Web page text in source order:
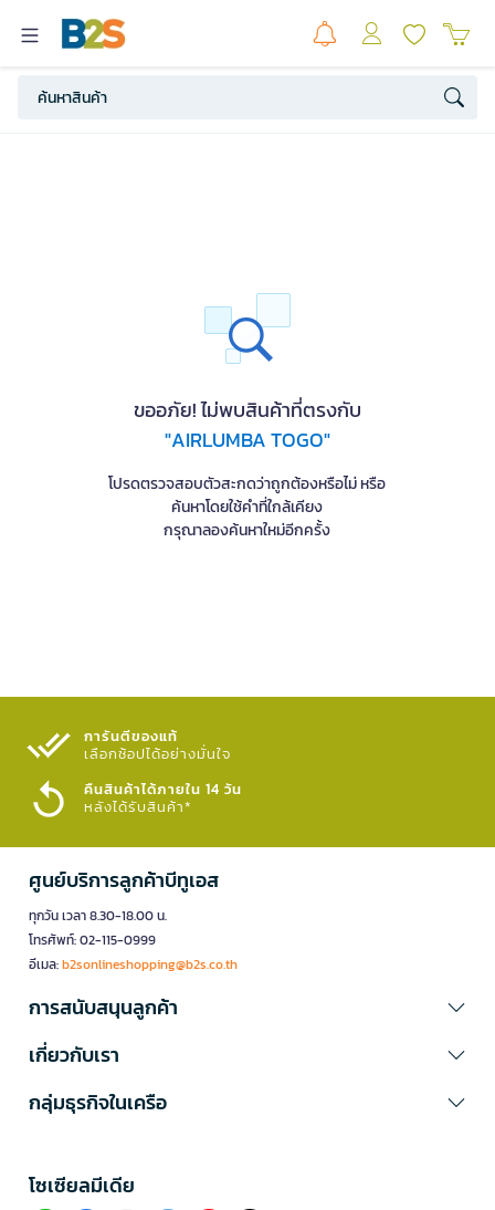
ขออภัย! ไม่พบสินค้าที่ตรงกับ
"AIRLUMBA TOGO"
โปรดตรวจสอบตัวสะกดว่าถูกต้องหรือไม่ หรือ
ค้นหาโดยใช้คำที่ใกล้เคียง
กรุณาลองค้นหาใหม่อีกครั้ง
การันตีของแท้
เลือกช้อปได้อย่างมั่นใจ​
คืนสินค้าได้ภายใน 14 วัน
หลังได้รับสินค้า*
ศูนย์บริการลูกค้าบีทูเอส
ทุกวัน เวลา 8.30-18.00 น.
โทรศัพท์: 02-115-0999
อีเมล:b2sonlineshopping@b2s.co.th
การสนับสนุนลูกค้า
เกี่ยวกับเรา
กลุ่มธุรกิจในเครือ
โซเซียลมีเดีย​